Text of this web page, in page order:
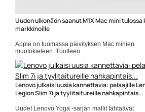
Uuden ulkonäön saanut M1X Mac mini tulossa
markkinoille
Apple on tuomassa päivityksen Mac minien
muotokieleen. Tuotteen...
Apple Mac Mini
Lenovo julkaisi uusia kannettavia: pelaajille
Legion Slim 7i ja tyylitaitureille nahkapintais...
Uudet Lenovo Yoga -sarjan mallit tähtäävät